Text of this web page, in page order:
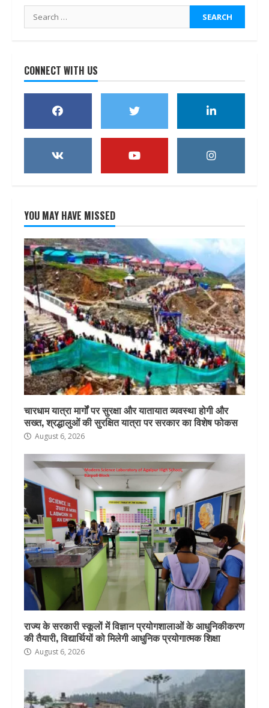
Search
for:
CONNECT WITH US
YOU MAY HAVE MISSED
चारधाम यात्रा मार्गों पर सुरक्षा और यातायात व्यवस्था होगी और
सख्त, श्रद्धालुओं की सुरक्षित यात्रा पर सरकार का विशेष फोकस
August 6, 2026
राज्य के सरकारी स्कूलों में विज्ञान प्रयोगशालाओं के आधुनिकीकरण
की तैयारी, विद्यार्थियों को मिलेगी आधुनिक प्रयोगात्मक शिक्षा
August 6, 2026